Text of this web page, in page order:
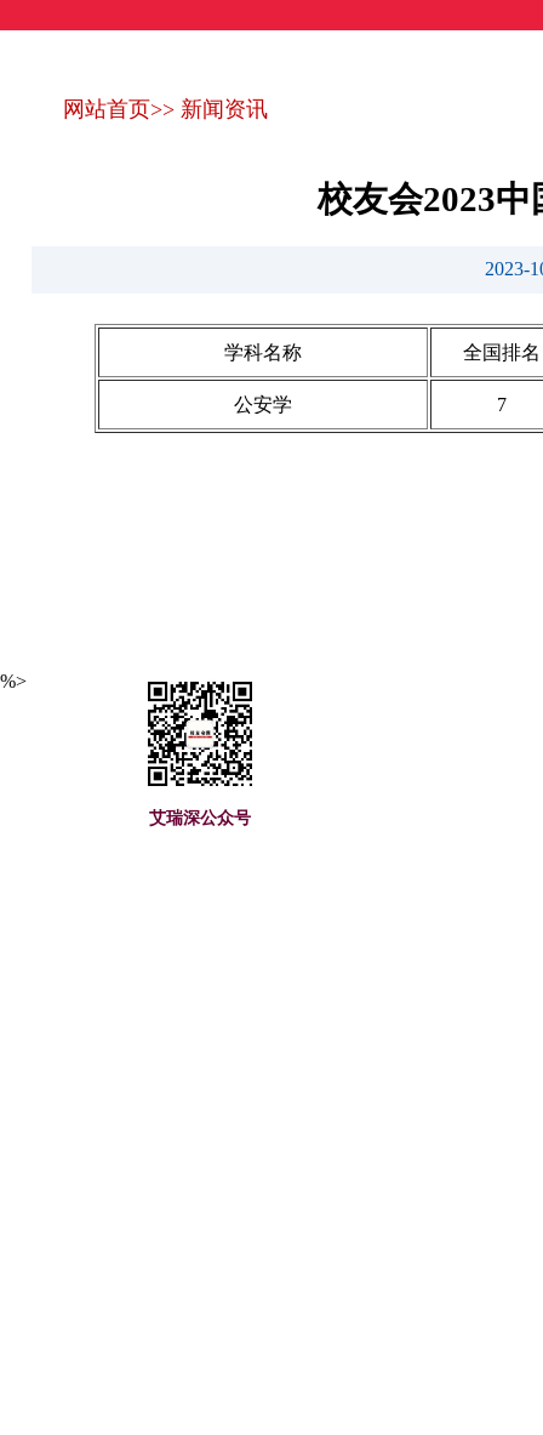
网站首页>> 新闻资讯
校友会2023
2023-
学科名称 全国排名
公安学 7
艾瑞深公众号
%>